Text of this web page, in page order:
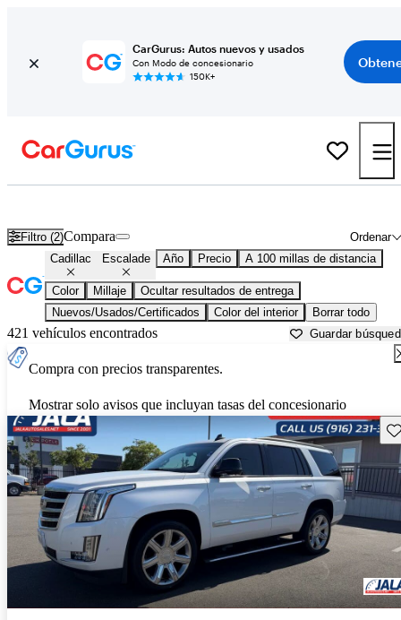
CarGurus: Autos nuevos y usados
Con Modo de concesionario
150K+
Filtro (2) Ordenar
Compara
Cadillac Escalade Año Precio A 100 millas de distancia
Color Millaje
Ocultar resultados de entrega
Nuevos/Usados/Certificados
Color del interior Borrar todo
421 vehículos encontrados Guardar
Compra con precios transparentes.
Mostrar solo avisos que incluyan tasas del concesionario